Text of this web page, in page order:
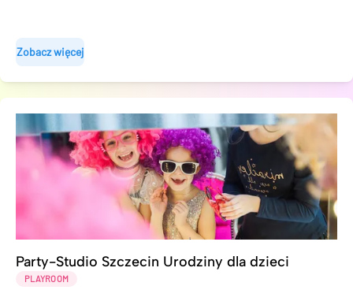
Zobacz więcej
Party-Studio Szczecin Urodziny dla dzieci
PLAYROOM